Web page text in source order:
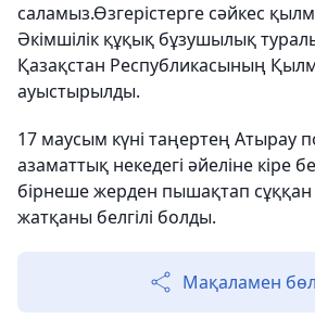
саламыз.Өзгерістерге сәйкес
Әкімшілік құқық бұзушылық
Қазақстан Республикасының
ауыстырылды.
17 маусым күні таңертең Атырау
азаматтық некедегі әйеліне кіре
бірнеше жерден пышақтап сұққан
жатқаны белгілі болды.
Мақаламен